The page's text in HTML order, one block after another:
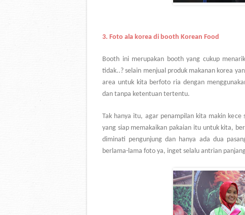
3. Foto ala korea di booth Korean Food
Booth ini merupakan booth yang cukup
tidak..? selain menjual produk makanan korea
area untuk kita berfoto ria dengan
dan tanpa ketentuan tertentu.
Tak hanya itu, agar penampilan kita makin
yang siap memakaikan pakaian itu untuk kita,
diminati pengunjung dan hanya ada dua
berlama-lama foto ya, inget selalu antrian